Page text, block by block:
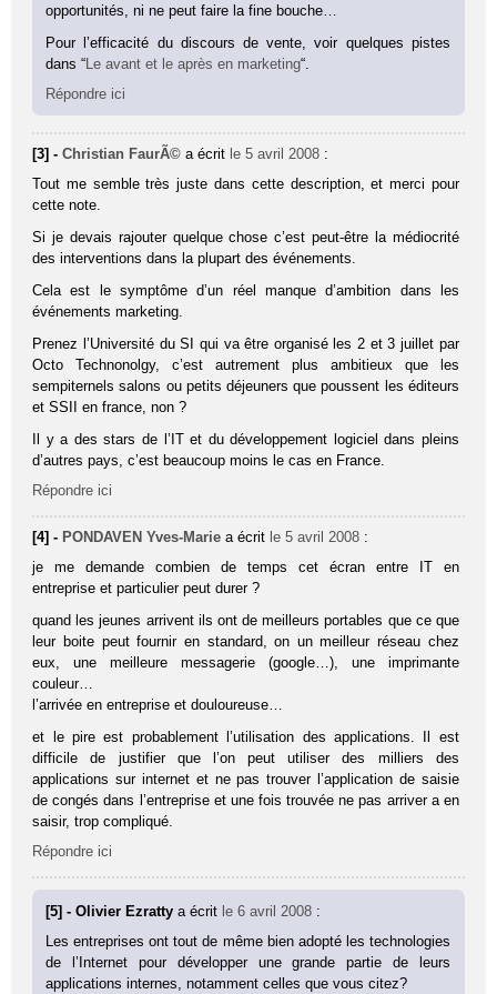
opportunités, ni ne peut faire la fine bouche…
Pour l’efficacité du discours de vente, voir quelques pistes
dans “ Le avant et le après en marketing“.
Répondre ici
[3] -Christian FaurÃ© a écrit le 5 avril 2008 :
Tout me semble très juste dans cette description, et merci pour
cette note.
Si je devais rajouter quelque chose c’est peut-être la médiocrité
des interventions dans la plupart des événements.
Cela est le symptôme d’un réel manque d’ambition dans les
événements marketing.
Prenez l’Université du SI qui va être organisé les 2 et 3 juillet par
Octo Technonolgy, c’est autrement plus ambitieux que les
sempiternels salons ou petits déjeuners que poussent les éditeurs
et SSII en france, non ?
Il y a des stars de l’IT et du développement logiciel dans pleins
d’autres pays, c’est beaucoup moins le cas en France.
Répondre ici
[4] - PONDAVEN Yves-Marie a écrit le 5 avril 2008 :
je me demande combien de temps cet écran entre IT en
entreprise et particulier peut durer ?
quand les jeunes arrivent ils ont de meilleurs portables que ce que
leur boite peut fournir en standard, on un meilleur réseau chez
eux, une meilleure messagerie (google…), une imprimante
couleur…
l’arrivée en entreprise et douloureuse…
et le pire est probablement l’utilisation des applications. Il est
difficile de justifier que l’on peut utiliser des milliers des
applications sur internet et ne pas trouver l’application de saisie
de congés dans l’entreprise et une fois trouvée ne pas arriver a en
saisir, trop compliqué.
Répondre ici
[5] - Olivier Ezrattya écrit le 6 avril 2008 :
Les entreprises ont tout de même bien adopté les technologies
de l’Internet pour développer une grande partie de leurs
applications internes, notamment celles que vous citez?